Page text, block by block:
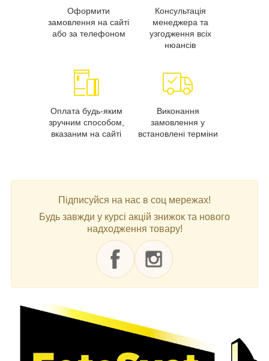
Оформити
замовлення на сайті
або за телефоном
Консультація
менеджера та
узгодження всіх
нюансів
Оплата будь-яким
зручним способом,
вказаним на сайті
Виконання
замовлення у
встановлені терміни
Підписуйся на нас в соц мережах!
Будь завжди у курсі акцій знижок та нового
надходження товару!